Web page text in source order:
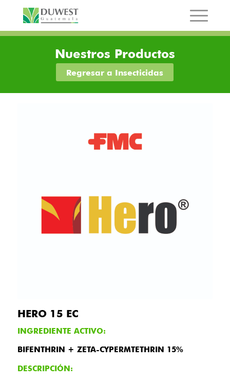
Nuestros Productos
Regresar a Insecticidas
HERO 15 EC
INGREDIENTE ACTIVO:
BIFENTHRIN + ZETA-CYPERMTETHRIN 15%
DESCRIPCIÓN: